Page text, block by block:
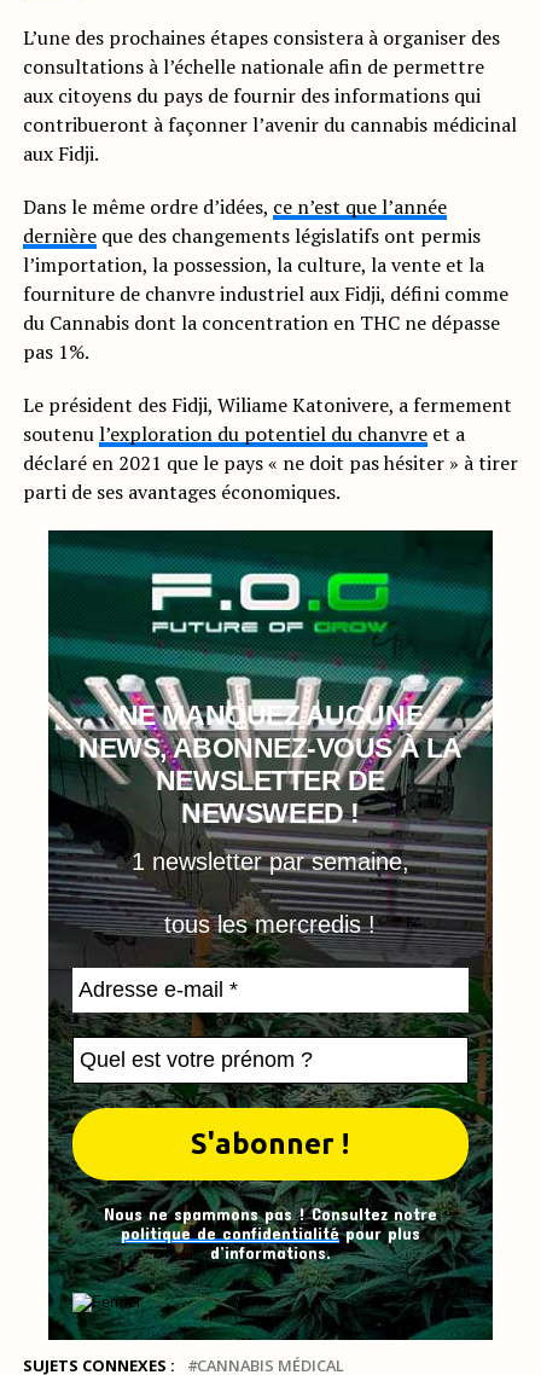
L’une des prochaines étapes consistera à organiser des
consultations à l’échelle nationale afin de permettre
aux citoyens du pays de fournir des informations qui
contribueront à façonner l’avenir du cannabis médicinal
aux Fidji.
Dans le même ordre d’idées, ce n’est que l’année
dernièreque des changements législatifs ont permis
l’importation, la possession, la culture, la vente et la
fourniture de chanvre industriel aux Fidji, défini comme
du Cannabis dont la concentration en THC ne dépasse
pas 1%.
Le président des Fidji, Wiliame Katonivere, a fermement
soutenul’exploration du potentiel du chanvreet a
déclaré en 2021 que le pays « ne doit pas hésiter » à tirer
parti de ses avantages économiques.
NE MANQUEZ AUCUNE
NEWS, ABONNEZ-VOUS À LA
NEWSLETTER DE
NEWSWEED !
1 newsletter par semaine,
tous les mercredis !
Nous ne spammons pas ! Consultez notre
politique de confidentialitépour plus
d’informations.
SUJETS CONNEXES : CANNABIS MÉDICAL